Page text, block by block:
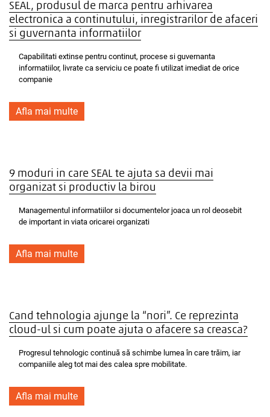
SEAL, produsul de marca pentru arhivarea
electronica a continutului, inregistrarilor de afaceri
si guvernanta informatiilor
Capabilitati extinse pentru continut, procese si guvernanta
informatiilor, livrate ca serviciu ce poate fi utilizat imediat de orice
companie
Afla mai multe
9 moduri in care SEAL te ajuta sa devii mai
organizat si productiv la birou
Managementul informatiilor si documentelor joaca un rol deosebit
de important in viata oricarei organizati
Afla mai multe
Cand tehnologia ajunge la “nori”. Ce reprezinta
cloud-ul si cum poate ajuta o afacere sa creasca?
Progresul tehnologic continuă să schimbe lumea în care trăim, iar
companiile aleg tot mai des calea spre mobilitate.
Afla mai multe